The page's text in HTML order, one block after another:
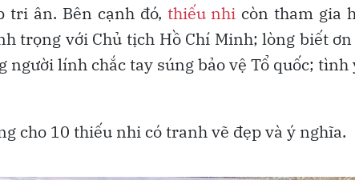
tri ân. Bên cạnh đó, thiếu nhi còn tham gia
trọng với Chủ tịch Hồ Chí Minh; lòng biết
lính chắc tay súng bảo vệ Tổ quốc; tình
cho 10 thiếu nhi có tranh vẽ đẹp và ý nghĩa.